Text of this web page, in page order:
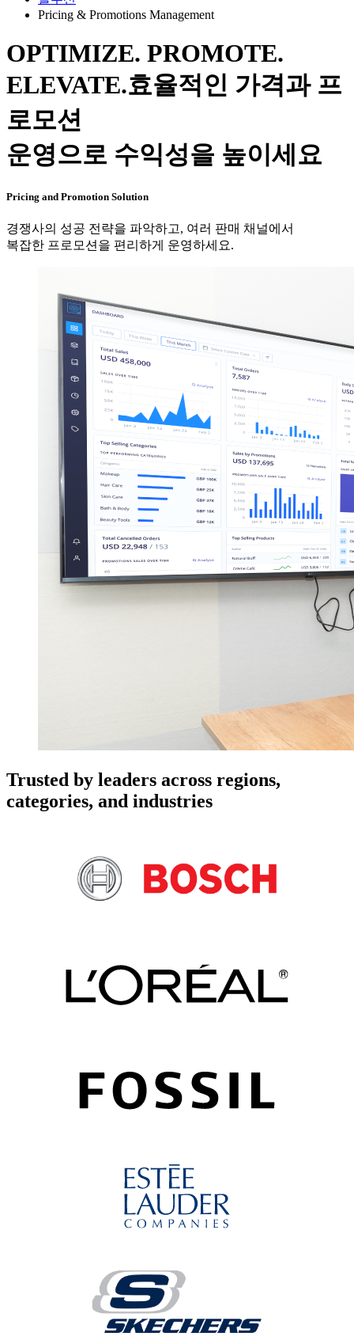
Pricing & Promotions Management
OPTIMIZE. PROMOTE.
ELEVATE.효율적인 가격과 프
로모션
운영으로 수익성을 높이세요
Pricing and Promotion Solution
경쟁사의 성공 전략을 파악하고, 여러 판매 채널에서
복잡한 프로모션을 편리하게 운영하세요.
Trusted by leaders across regions,
categories, and industries